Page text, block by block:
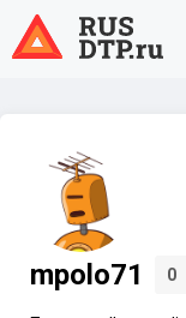
mpolo71 0